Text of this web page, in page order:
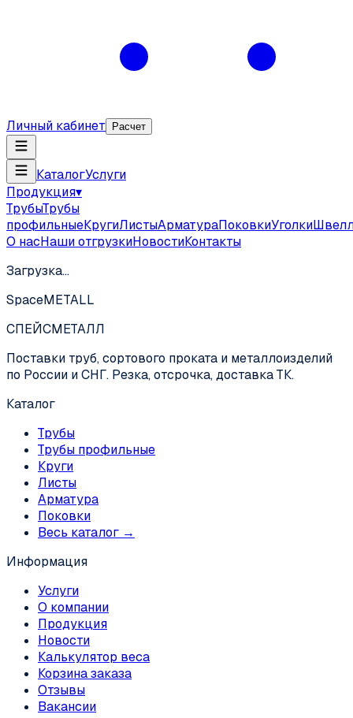
Личный кабинет Расчет
КаталогУслуги
Продукция▾
ТрубыТрубы
профильныеКругиЛистыАрматураПоковкиУголки
О насНаши отгрузкиНовостиКонтакты
Загрузка…
SpaceMETALL
СПЕЙСМЕТАЛЛ
Поставки труб, сортового проката и металлоизделий
по России и СНГ. Резка, отсрочка, доставка ТК.
Каталог
Трубы
Трубы профильные
Круги
Листы
Арматура
Поковки
Весь каталог →
Информация
Услуги
О компании
Продукция
Новости
Калькулятор веса
Корзина заказа
Отзывы
Вакансии